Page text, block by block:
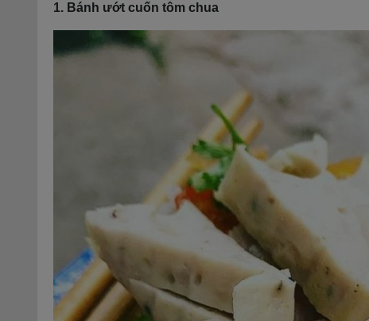
1. Bánh ướt cuốn tôm chua